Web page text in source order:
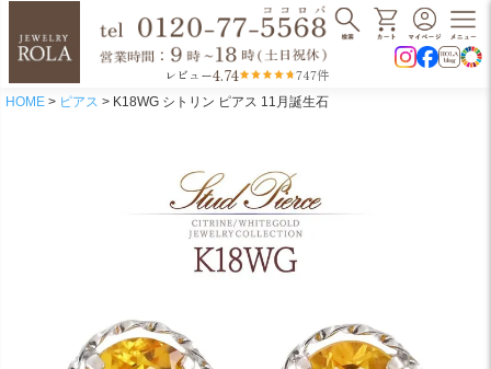
レビュー4.74 747件
HOME ピアス K18WG シトリン ピアス 11月誕生石